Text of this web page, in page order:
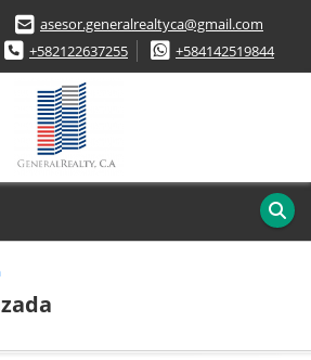
asesor.generalrealtyca@gmail.com
+582122637255
+584142519844